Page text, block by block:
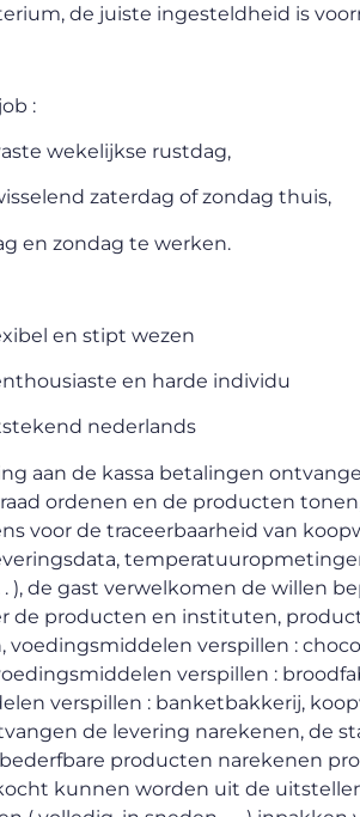
de juiste ingesteldheid is
:
wekelijkse rustdag,
zaterdag of zondag thuis,
en zondag te werken.
en stipt wezen
en harde individu
nederlands
aan de kassa betalingen
ordenen en de producten
voor de traceerbaarheid van
), de gast verwelkomen de willen
de producten en instituten,
voedingsmiddelen verspillen :
verspillen :
verspillen : banketbakkerij,
de levering narekenen, de
producten narekenen
kunnen worden uit de